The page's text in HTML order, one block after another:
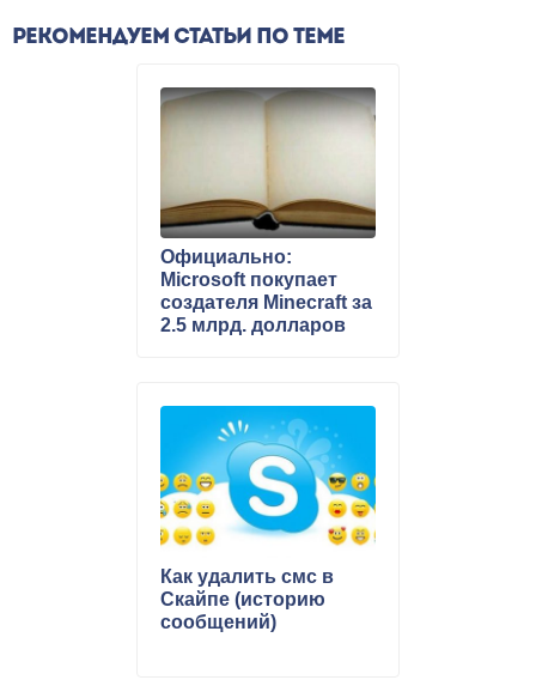
РЕКОМЕНДУЕМ СТАТЬИ ПО ТЕМЕ
Официально:
Microsoft покупает
создателя Minecraft за
2.5 млрд. долларов
Как удалить смс в
Скайпе (историю
сообщений)